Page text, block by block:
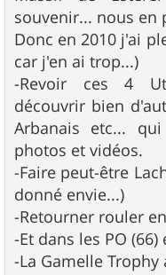
souvenir... nous en
Donc en 2010 j'ai
car j'en ai trop...)
-Revoir ces 4
découvrir bien
Arbanais etc...
photos et vidéos.
-Faire peut-être
donné envie...)
-Retourner rouler
-Et dans les PO (66)
-La Gamelle Trophy